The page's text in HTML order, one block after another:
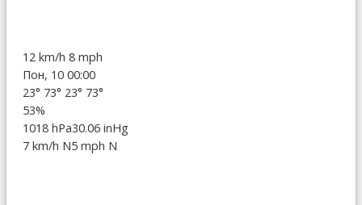
12 km/h 8 mph
Пон, 10 00:00
23° 73° 23° 73°
53%
1018 hPa30.06 inHg
7 km/h N5 mph N